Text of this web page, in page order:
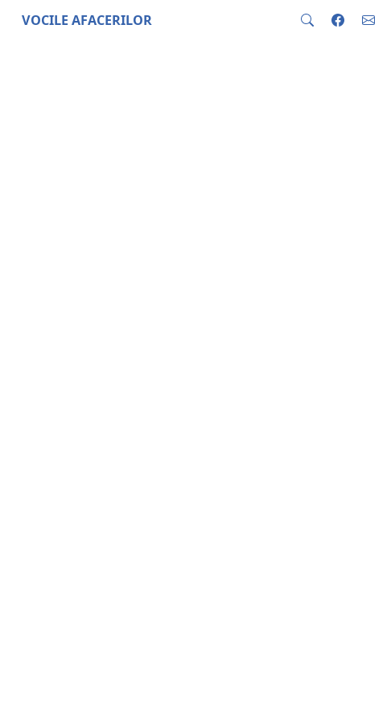
VOCILE AFACERILOR